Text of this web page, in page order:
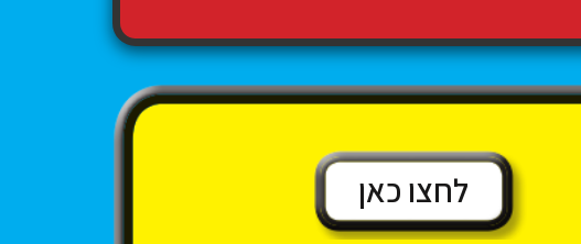
לחצו כאן